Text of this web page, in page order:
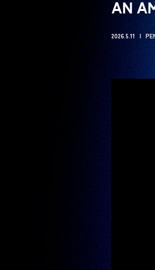
AN
2026.5.11